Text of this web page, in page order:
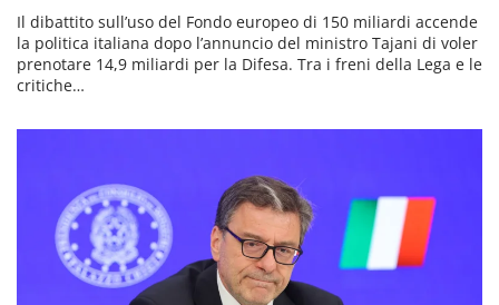
Il dibattito sull’uso del Fondo europeo di 150 miliardi accende
la politica italiana dopo l’annuncio del ministro Tajani di voler
prenotare 14,9 miliardi per la Difesa. Tra i freni della Lega e le
critiche…